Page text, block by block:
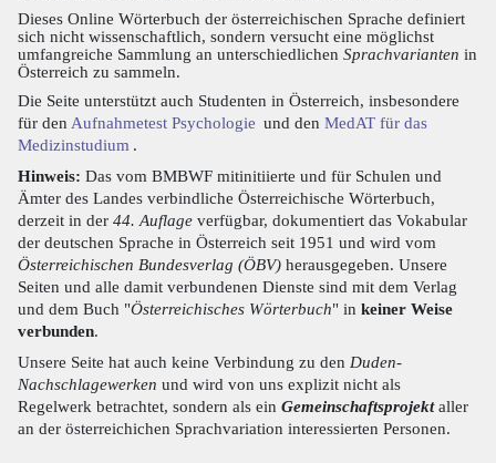
Dieses Online Wörterbuch der österreichischen Sprache definiert
sich nicht wissenschaftlich, sondern versucht eine möglichst
umfangreiche Sammlung an unterschiedlichen Sprachvarianten in
Österreich zu sammeln.
Die Seite unterstützt auch Studenten in Österreich, insbesondere
für den Aufnahmetest Psychologie und den MedAT für das
Medizinstudium .
Hinweis: Das vom BMBWF mitinitiierte und für Schulen und
Ämter des Landes verbindliche Österreichische Wörterbuch,
derzeit in der 44. Auflage verfügbar, dokumentiert das Vokabular
der deutschen Sprache in Österreich seit 1951 und wird vom
Österreichischen Bundesverlag (ÖBV) herausgegeben. Unsere
Seiten und alle damit verbundenen Dienste sind mit dem Verlag
und dem Buch "Österreichisches Wörterbuch" in keiner Weise
verbunden.
Unsere Seite hat auch keine Verbindung zu den Duden-
Nachschlagewerken und wird von uns explizit nicht als
Regelwerk betrachtet, sondern als ein Gemeinschaftsprojektaller
an der österreichichen Sprachvariation interessierten Personen.